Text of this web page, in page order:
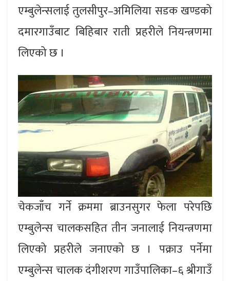
एम्बुलेन्सलाई तुलसीपुर–अमिलिया सडक खण्डको
दमारगाउँबाट बिहिबार राती प्रहरीले नियन्त्रणमा
लिएको छ ।
चेकजाँच गर्ने क्रममा ब्राउनसुगर फेला परेपछि
एम्बुलेन्स चालकसहित तीन जनालाई नियन्त्रणमा
लिएको प्रहरीले जनाएको छ । पक्राउ पर्नेमा
एम्बुलेन्स चालक दंगीशरण गाउँपालिका–६ श्रीगाउँ